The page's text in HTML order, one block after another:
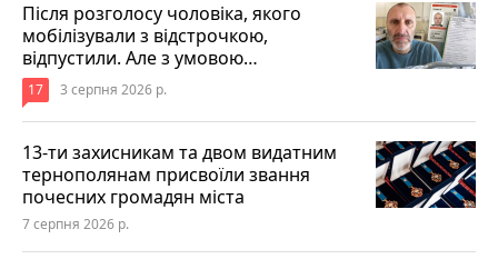
Після розголосу чоловіка, якого
мобілізували з відстрочкою,
відпустили. Але з умовою…
17 3 серпня 2026 р.
13-ти захисникам та двом видатним
тернополянам присвоїли звання
почесних громадян міста
7 серпня 2026 р.